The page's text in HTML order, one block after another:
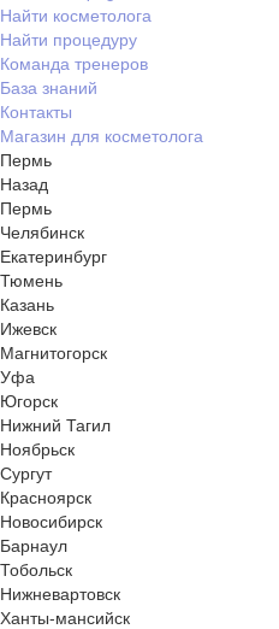
Найти косметолога
Найти процедуру
Команда тренеров
База знаний
Контакты
Магазин для косметолога
Пермь
Назад
Пермь
Челябинск
Екатеринбург
Тюмень
Казань
Ижевск
Магнитогорск
Уфа
Югорск
Нижний Тагил
Ноябрьск
Сургут
Красноярск
Новосибирск
Барнаул
Тобольск
Нижневартовск
Ханты-мансийск